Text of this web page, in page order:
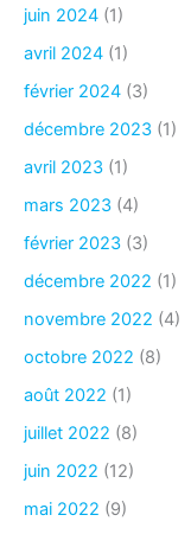
juin 2024 (1)
avril 2024 (1)
février 2024 (3)
décembre 2023 (1)
avril 2023 (1)
mars 2023 (4)
février 2023 (3)
décembre 2022 (1)
novembre 2022 (4)
octobre 2022 (8)
août 2022 (1)
juillet 2022 (8)
juin 2022 (12)
mai 2022 (9)